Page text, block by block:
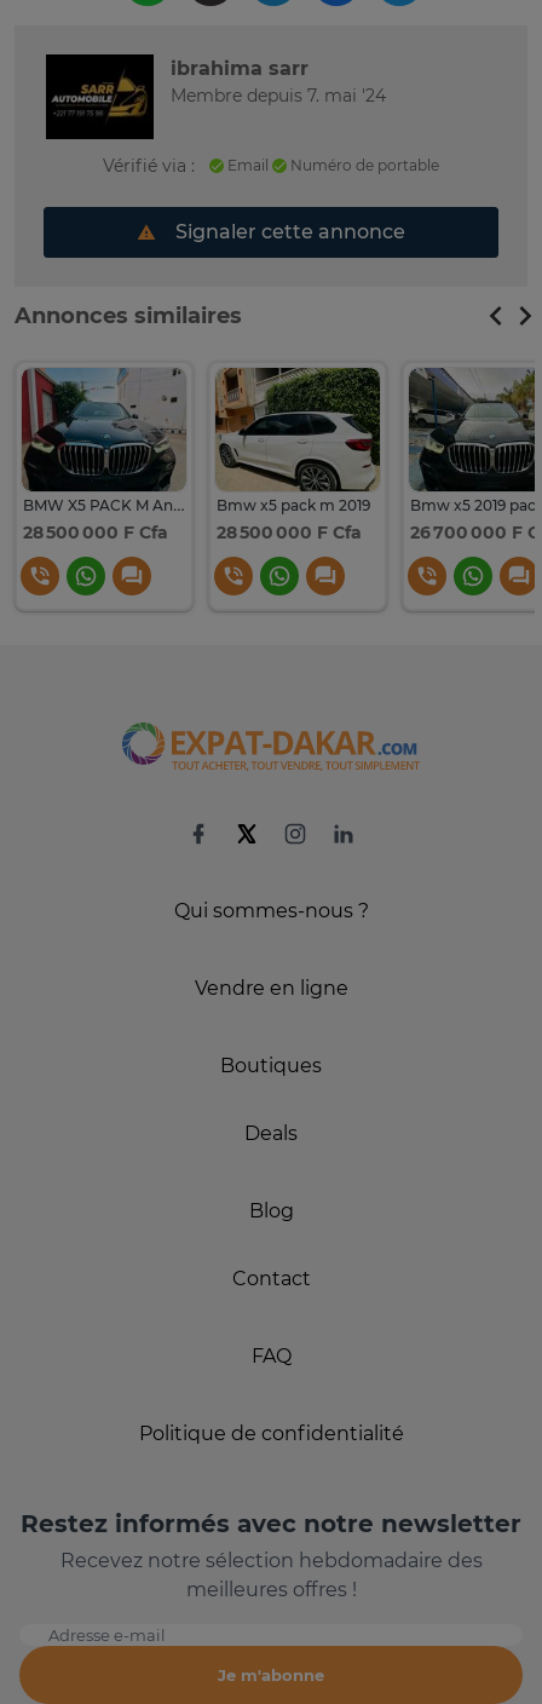
ibrahima sarr
Membre depuis 7. mai '24
Vérifié via : Email Numéro de portable
Signaler cette annonce
Annonces similaires
BMW X5 PACK M Année 2019
28 500 000 F Cfa
Bmw x5 pack m 2019
28 500 000 F Cfa
Bmw x5 2019
26 700 000 F
Qui sommes-nous ?
Vendre en ligne
Boutiques
Deals
Blog
Contact
FAQ
Politique de confidentialité
Restez informés avec notre newsletter
Recevez notre sélection hebdomadaire des
meilleures offres !
Adresse e-mail
Je m'abonne